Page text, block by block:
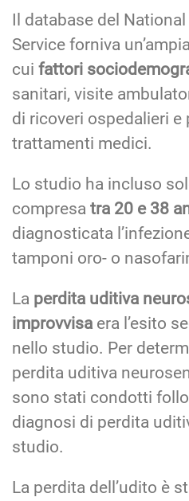
Il database del
Service forniva
cui fattori
sanitari, visite
di ricoveri ospedalieri
trattamenti medici.
Lo studio ha incluso
compresa tra 20 e 38
diagnosticata
tamponi oro- o
La perdita uditiva
improvvisa era l’esito
nello studio. Per
perdita uditiva
sono stati condotti
diagnosi di perdita
studio.
La perdita dell’udito è